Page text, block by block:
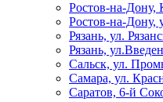
Ростов-на-Дону,
Ростов-на-Дону,
Рязань, ул.
Рязань,
Сальск, ул.
Самара, ул.
Саратов, 6-й